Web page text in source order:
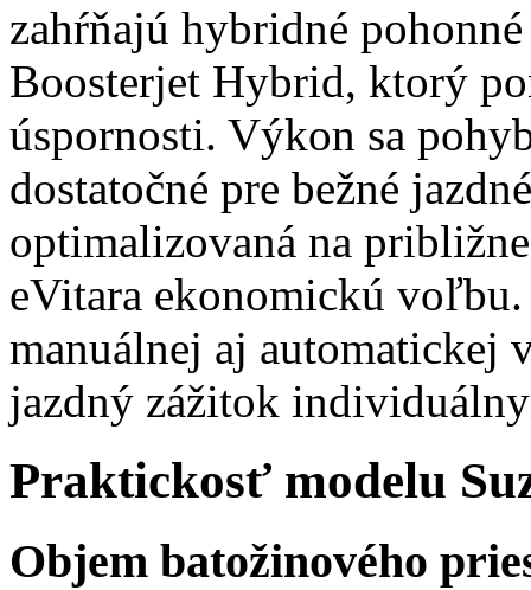
zahŕňajú hybridné
Boosterjet Hybrid, ktorý
úspornosti. Výkon sa
dostatočné pre bežné
optimalizovaná na
eVitara ekonomickú
manuálnej aj automatickej
jazdný zážitok
Praktickosť modelu
Objem batožinového